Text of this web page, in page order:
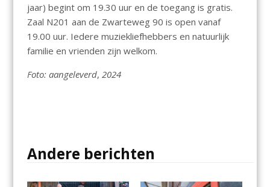
jaar) begint om 19.30 uur en de toegang is gratis.
Zaal N201 aan de Zwarteweg 90 is open vanaf
19.00 uur. Iedere muziekliefhebbers en natuurlijk
familie en vrienden zijn welkom.
Foto: aangeleverd, 2024
Andere berichten